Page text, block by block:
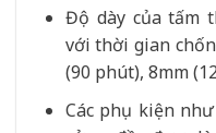
Độ dày của tấm
với thời gian
(90 phút), 8mm
Các phụ kiện